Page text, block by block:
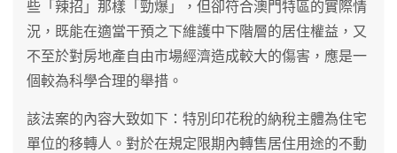
些「辣招」那樣「勁爆」，但卻符合澳門特區的實際情
況，既能在適當干預之下維護中下階層的居住權益，又
不至於對房地產自由市場經濟造成較大的傷害，應是一
個較為科學合理的舉措。
該法案的內容大致如下：特別印花稅的納稅主體為住宅
單位的移轉人。對於在規定限期內轉售居住用途的不動